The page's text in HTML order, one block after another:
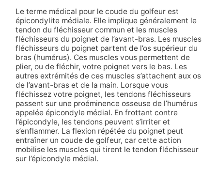
Le terme médical pour le coude du golfeur est
épicondylite médiale. Elle implique généralement le
tendon du fléchisseur commun et les muscles
fléchisseurs du poignet de l’avant-bras. Les muscles
fléchisseurs du poignet partent de l’os supérieur du
bras (humérus). Ces muscles vous permettent de
plier, ou de fléchir, votre poignet vers le bas. Les
autres extrémités de ces muscles s’attachent aux os
de l’avant-bras et de la main. Lorsque vous
fléchissez votre poignet, les tendons fléchisseurs
passent sur une proéminence osseuse de l’humérus
appelée épicondyle médial. En frottant contre
l’épicondyle, les tendons peuvent s’irriter et
s’enflammer. La flexion répétée du poignet peut
entraîner un coude de golfeur, car cette action
mobilise les muscles qui tirent le tendon fléchisseur
sur l’épicondyle médial.